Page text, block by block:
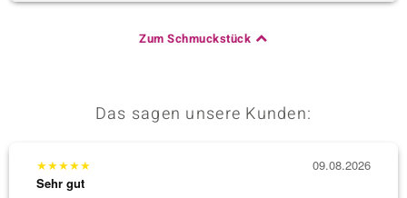
Zum Schmuckstück
Das sagen unsere Kunden:
★★★★★
Sehr gut
09.08.2026